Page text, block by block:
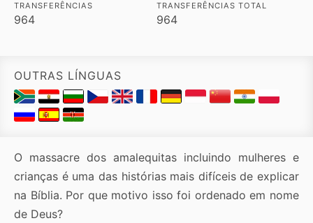
TRANSFERÊNCIAS
964
TRANSFERÊNCIAS TOTAL
964
OUTRAS LÍNGUAS
O massacre dos amalequitas incluindo mulheres e
crianças é uma das histórias mais difíceis de explicar
na Bíblia. Por que motivo isso foi ordenado em nome
de Deus?